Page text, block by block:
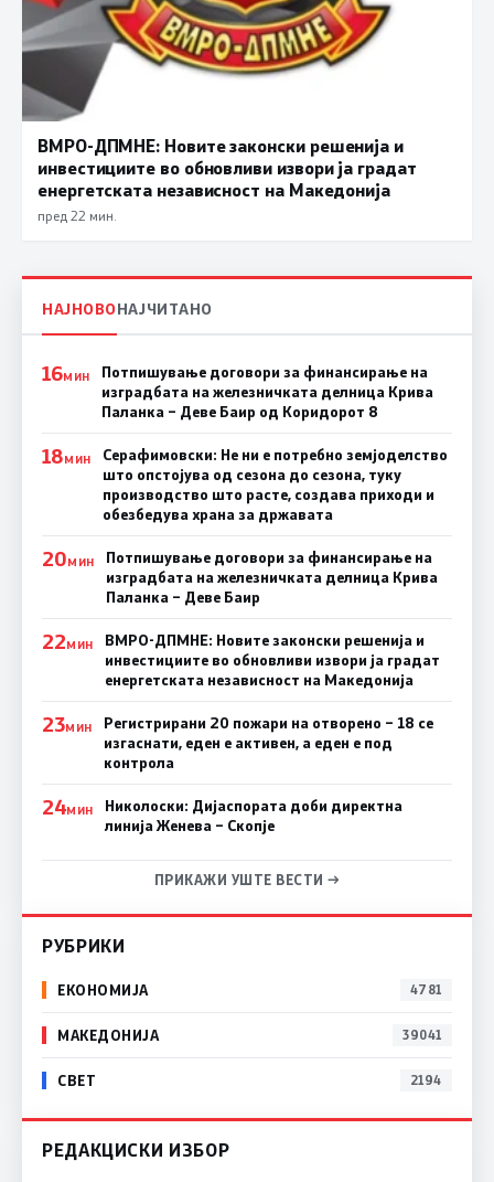
ВМРО-ДПМНЕ: Новите законски решенија и
инвестициите во обновливи извори ја градат
енергетската независност на Македонија
пред 22 мин.
НАЈНОВОНАЈЧИТАНО
16МИН
Потпишување договори за финансирање на
изградбата на железничката делница Крива
Паланка – Деве Баир од Коридорот 8
18МИН
Серафимовски: Не ни е потребно земјоделство
што опстојува од сезона до сезона, туку
производство што расте, создава приходи и
обезбедува храна за државата
20МИН
Потпишување договори за финансирање на
изградбата на железничката делница Крива
Паланка – Деве Баир
22МИН
ВМРО-ДПМНЕ: Новите законски решенија и
инвестициите во обновливи извори ја градат
енергетската независност на Македонија
23МИН
Регистрирани 20 пожари на отворено – 18 се
изгаснати, еден е активен, а еден е под
контрола
24МИН
Николоски: Дијаспората доби директна
линија Женева – Скопје
ПРИКАЖИ УШТЕ ВЕСТИ →
РУБРИКИ
ЕКОНОМИЈА 4781
МАКЕДОНИЈА 39041
СВЕТ 2194
РЕДАКЦИСКИ ИЗБОР